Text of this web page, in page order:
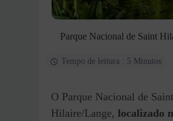
Parque Nacional de Saint
Tempo de leitura : 5 Minutos
O Parque Nacional de
Hilaire/Lange, localizado